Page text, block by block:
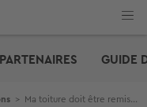
PARTENAIRES GUIDE
> Ma toiture doit être remise en état, ai-je besoin d’une autorisation d’urbanisme ?